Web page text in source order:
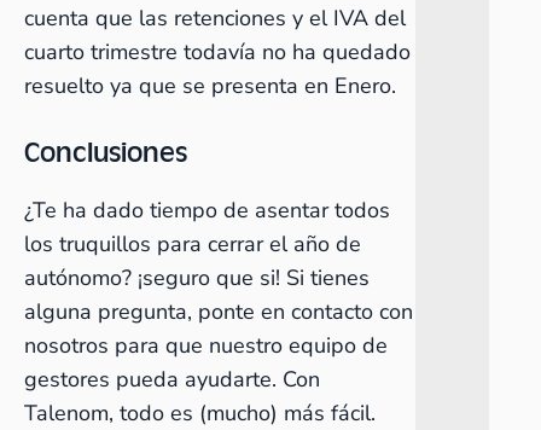
cuenta que las retenciones y el IVA del
cuarto trimestre todavía no ha quedado
resuelto ya que se presenta en Enero.
Conclusiones
¿Te ha dado tiempo de asentar todos
los truquillos para cerrar el año de
autónomo? ¡seguro que si! Si tienes
alguna pregunta, ponte en contacto con
nosotros para que nuestro equipo de
gestores pueda ayudarte. Con
Talenom, todo es (mucho) más fácil.